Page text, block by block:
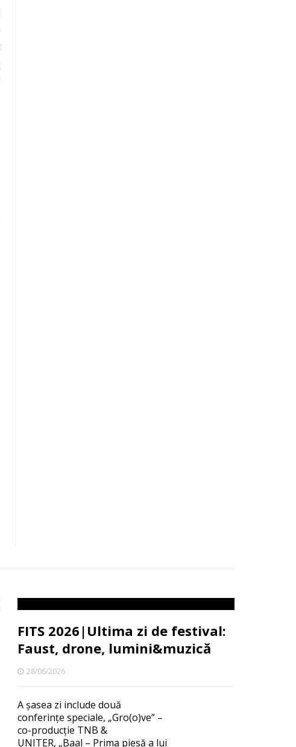
FITS 2026|Ultima zi de festival:
Faust, drone, lumini&muzică
28/06/2026
A șasea zi include două
conferințe speciale, „Gro(o)ve” –
co-producție TNB &
UNITER, „Baal – Prima piesă a lui